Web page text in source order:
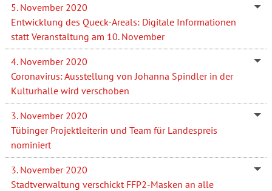
5. November 2020
Entwicklung des Queck-Areals: Digitale Informationen
statt Veranstaltung am 10. November
4. November 2020
Coronavirus: Ausstellung von Johanna Spindler in der
Kulturhalle wird verschoben
3. November 2020
Tübinger Projektleiterin und Team für Landespreis
nominiert
3. November 2020
Stadtverwaltung verschickt FFP2-Masken an alle